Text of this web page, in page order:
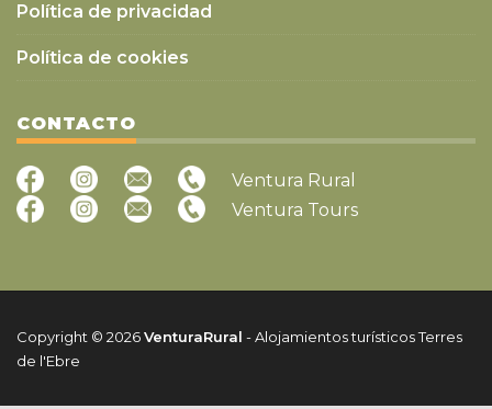
Política de privacidad
Política de cookies
CONTACTO
Ventura Rural
Ventura Tours
Copyright © 2026VenturaRural - Alojamientos turísticos Terres
de l'Ebre